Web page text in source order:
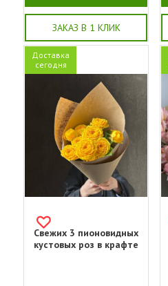
ЗАКАЗ В 1 КЛИК
Доставка
сегодня
Свежих 3 пионовидных
кустовых роз в крафте